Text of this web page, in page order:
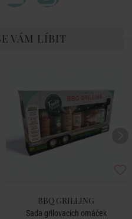
VÁM LÍBIT
BBQ GRILLING
Sada grilovacích omáček